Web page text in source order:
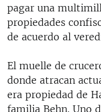
pagar una
propiedades
de acuerdo al
El muelle de
donde atracan
era propiedad de
familia Behn. Uno